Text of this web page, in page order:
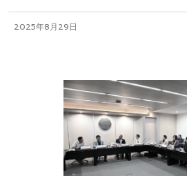
2025年8月29日